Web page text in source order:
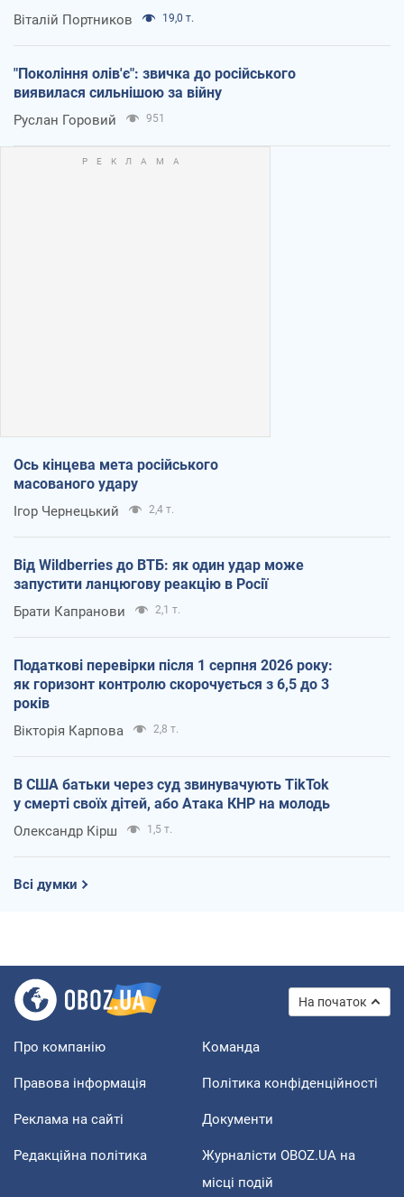
Віталій Портников 19,0 т.
"Покоління олів'є": звичка до російського
виявилася сильнішою за війну
Руслан Горовий 951
Ось кінцева мета російського
масованого удару
Ігор Чернецький 2,4 т.
Від Wildberries до ВТБ: як один удар може
запустити ланцюгову реакцію в Росії
Брати Капранови 2,1 т.
Податкові перевірки після 1 серпня 2026 року:
як горизонт контролю скорочується з 6,5 до 3
років
Вікторія Карпова 2,8 т.
В США батьки через суд звинувачують TikTok
у смерті своїх дітей, або Атака КНР на молодь
Олександр Кірш 1,5 т.
Всі думки
На початок
Про компанію Команда
Правова інформація Політика конфіденційності
Реклама на сайті Документи
Редакційна політика
Журналісти OBOZ.UA на
місці подій